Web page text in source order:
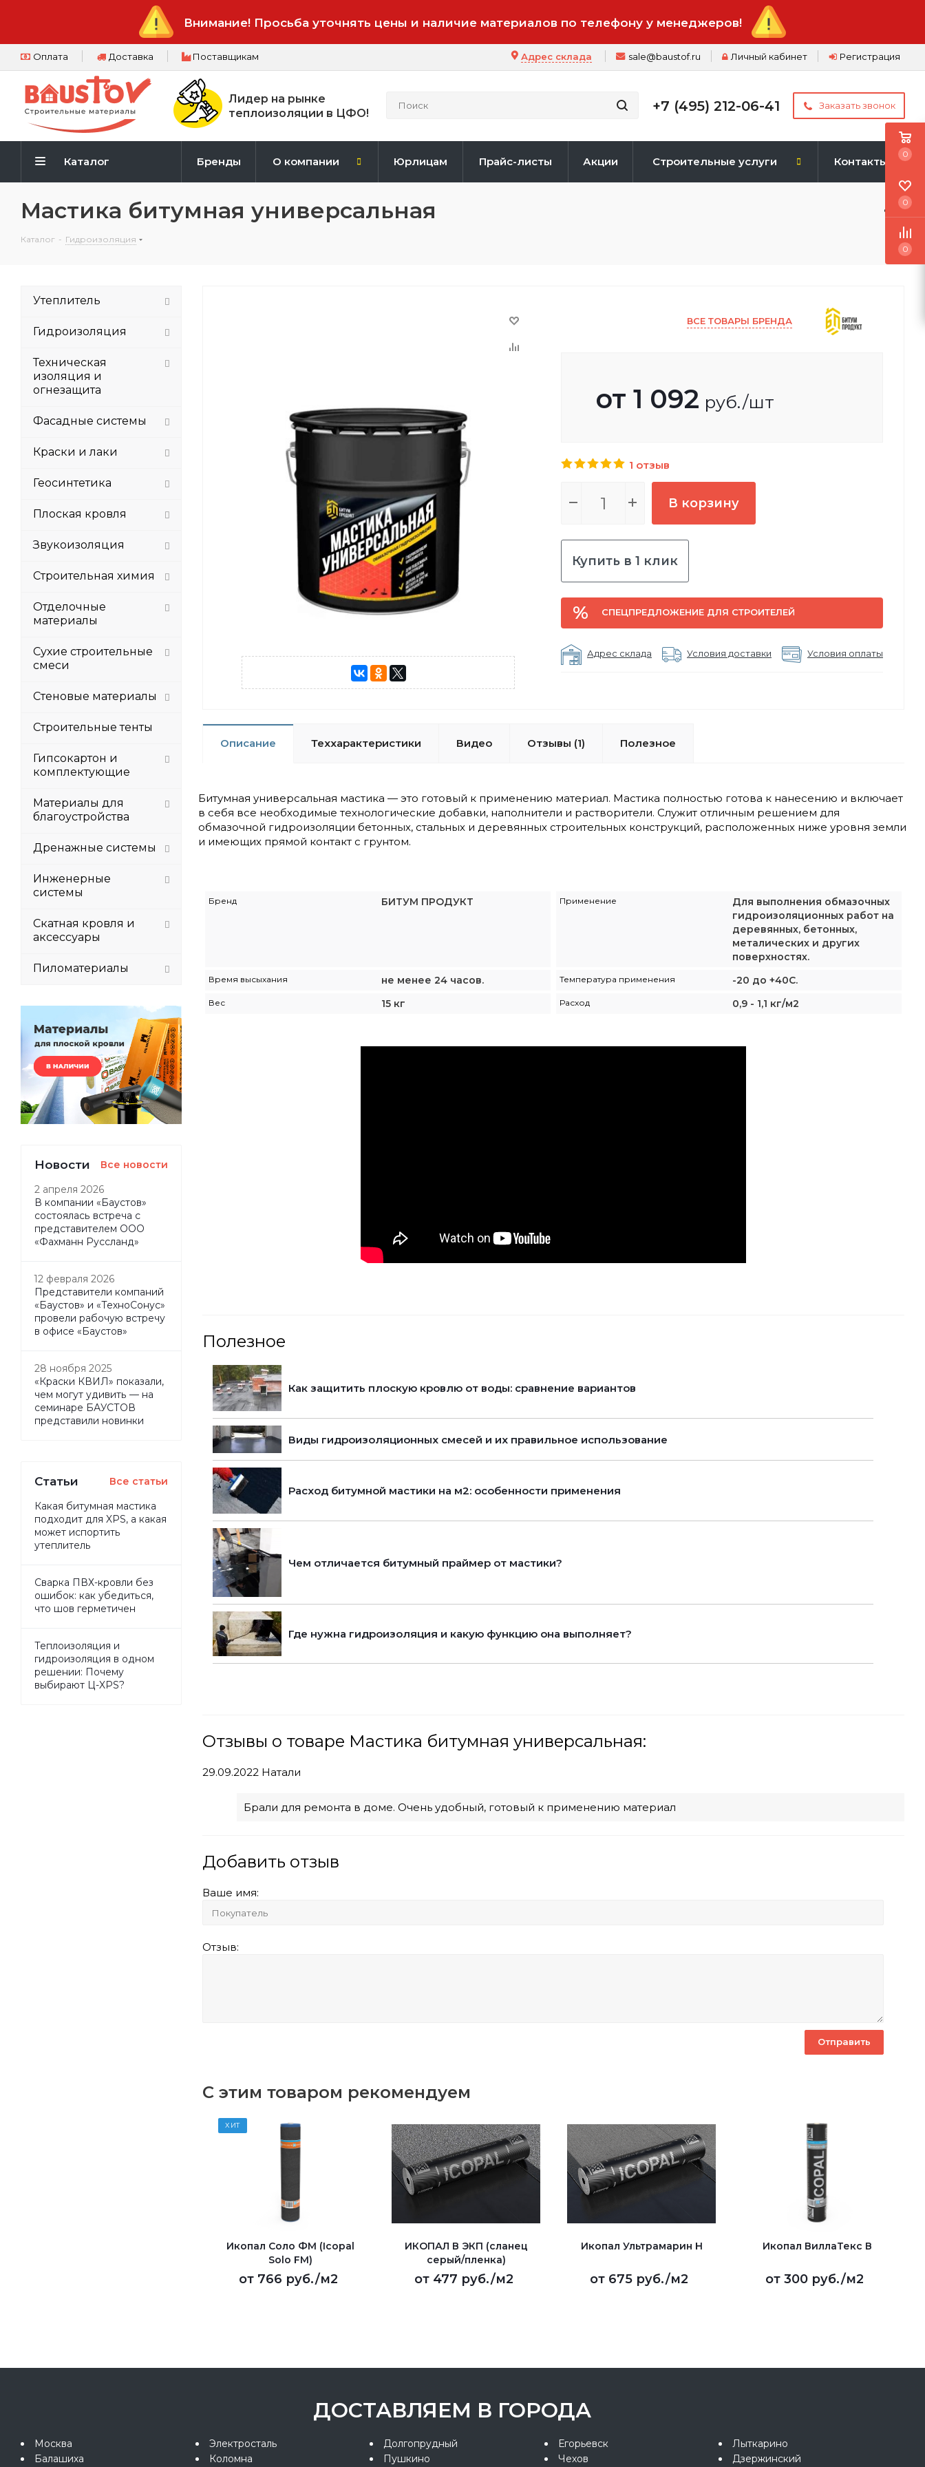
Внимание! Просьба уточнять цены и наличие материалов по телефону у менеджеров!
Оплата Доставка Поставщикам Регистрация
Личный кабинет
sale@baustof.ru
Адрес склада
Лидер на рынке
теплоизоляции в ЦФО!
+7 (495) 212-06-41 Заказать звонок
Каталог Бренды О компании Юрлицам Прайс-листы Акции Строительные услуги Контакты
Мастика битумная универсальная
Каталог - Гидроизоляция
ВСЕ ТОВАРЫ БРЕНДА
от 1 092 руб./шт
1 отзыв
В корзину
Купить в 1 клик
СПЕЦПРЕДЛОЖЕНИЕ ДЛЯ СТРОИТЕЛЕЙ
Адрес склада Условия доставки Условия оплаты
Описание Теххарактеристики Видео Отзывы (1) Полезное
Битумная универсальная мастика — это готовый к применению материал. Мастика полностью готова к нанесению и включает
в себя все необходимые технологические добавки, наполнители и растворители. Служит отличным решением для
обмазочной гидроизоляции бетонных, стальных и деревянных строительных конструкций, расположенных ниже уровня земли
и имеющих прямой контакт с грунтом.
Бренд БИТУМ ПРОДУКТ Применение
Для выполнения обмазочных
гидроизоляционных работ на
деревянных, бетонных,
металических и других
поверхностях.
Время высыхания не менее 24 часов. Температура применения -20 до +40С.
Вес 15 кг Расход 0,9 - 1,1 кг/м2
Полезное
Как защитить плоскую кровлю от воды: сравнение вариантов
Виды гидроизоляционных смесей и их правильное использование
Расход битумной мастики на м2: особенности применения
Чем отличается битумный праймер от мастики?
Где нужна гидроизоляция и какую функцию она выполняет?
Отзывы о товаре Мастика битумная универсальная:
29.09.2022 Натали
Брали для ремонта в доме. Очень удобный, готовый к применению материал
Добавить отзыв
Ваше имя:
Отзыв:
С этим товаром рекомендуем
ХИТ
Икопал Соло ФМ (Icopal
Solo FM)
от 766 руб./м2
ИКОПАЛ В ЭКП (сланец
серый/пленка)
от 477 руб./м2
Икопал Ультрамарин Н
от 675 руб./м2
Икопал ВиллаТекс В
от 300 руб./м2
Утеплитель
Гидроизоляция
Техническая
изоляция и
огнезащита
Фасадные системы
Краски и лаки
Геосинтетика
Плоская кровля
Звукоизоляция
Строительная химия
Отделочные
материалы
Сухие строительные
смеси
Стеновые материалы
Строительные тенты
Гипсокартон и
комплектующие
Материалы для
благоустройства
Дренажные системы
Инженерные
системы
Скатная кровля и
аксессуары
Пиломатериалы
Новости Все новости
2 апреля 2026
В компании «Баустов»
состоялась встреча с
представителем ООО
«Фахманн Руссланд»
12 февраля 2026
Представители компаний
«Баустов» и «ТехноСонус»
провели рабочую встречу
в офисе «Баустов»
28 ноября 2025
«Краски КВИЛ» показали,
чем могут удивить — на
семинаре БАУСТОВ
представили новинки
Статьи Все статьи
Какая битумная мастика
подходит для XPS, а какая
может испортить
утеплитель
Сварка ПВХ-кровли без
ошибок: как убедиться,
что шов герметичен
Теплоизоляция и
гидроизоляция в одном
решении: Почему
выбирают Ц-XPS?
ДОСТАВЛЯЕМ В ГОРОДА
Москва
Балашиха
Электросталь
Коломна
Долгопрудный
Пушкино
Егорьевск
Чехов
Лыткарино
Дзержинский
0
0
0